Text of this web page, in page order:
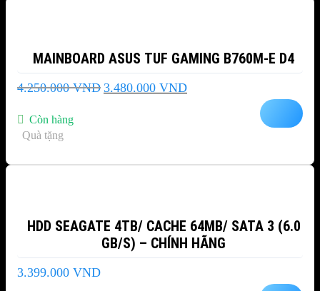
MAINBOARD ASUS TUF GAMING B760M-E D4
4.250.000VND Giá
3.480.000 VNDGiá
Còn hàng
Quà tặng
HDD SEAGATE 4TB/ CACHE 64MB/ SATA 3 (6.0
GB/S) – CHÍNH HÃNG
3.399.000 VND